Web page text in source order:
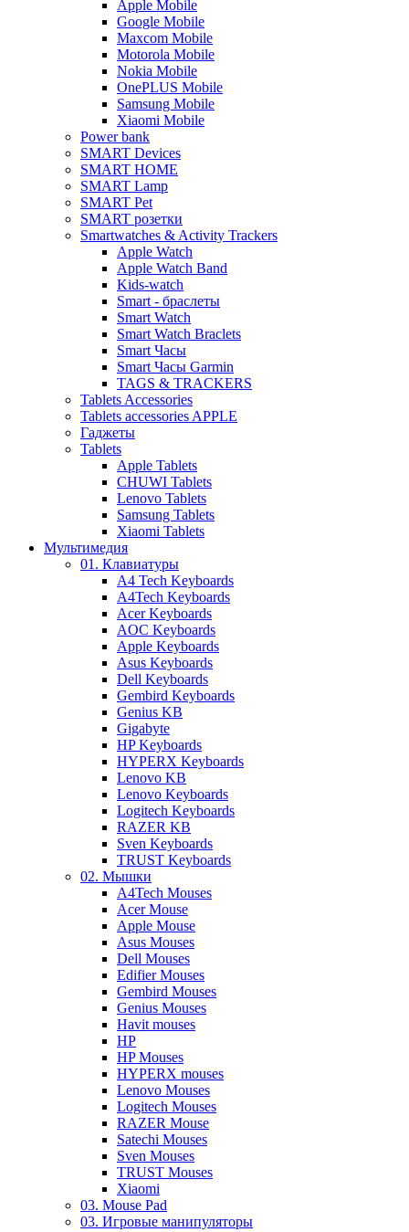
Apple Mobile
Google Mobile
Maxcom Mobile
Motorola Mobile
Nokia Mobile
OnePLUS Mobile
Samsung Mobile
Xiaomi Mobile
Power bank
SMART Devices
SMART HOME
SMART Lamp
SMART Pet
SMART розетки
Smartwatches & Activity Trackers
Apple Watch
Apple Watch Band
Kids-watch
Smart - браслеты
Smart Watch
Smart Watch Braclets
Smart Часы
Smart Часы Garmin
TAGS & TRACKERS
Tablets Accessories
Tablets accessories APPLE
Гаджеты
Tablets
Apple Tablets
CHUWI Tablets
Lenovo Tablets
Samsung Tablets
Xiaomi Tablets
Мультимедия
01. Клавиатуры
A4 Tech Keyboards
A4Tech Keyboards
Acer Keyboards
AOC Keyboards
Apple Keyboards
Asus Keyboards
Dell Keyboards
Gembird Keyboards
Genius KB
Gigabyte
HP Keyboards
HYPERX Keyboards
Lenovo KB
Lenovo Keyboards
Logitech Keyboards
RAZER KB
Sven Keyboards
TRUST Keyboards
02. Мышки
A4Tech Mouses
Acer Mouse
Apple Mouse
Asus Mouses
Dell Mouses
Edifier Mouses
Gembird Mouses
Genius Mouses
Havit mouses
HP
HP Mouses
HYPERX mouses
Lenovo Mouses
Logitech Mouses
RAZER Mouse
Satechi Mouses
Sven Mouses
TRUST Mouses
Xiaomi
03. Mouse Pad
03. Игровые манипуляторы